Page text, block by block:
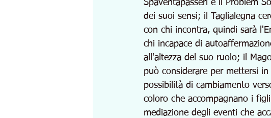
Spaventapasseri è il Problem
dei suoi sensi; il Taglialegna
con chi incontra, quindi sarà
chi incapace di
all'altezza del suo ruolo; il
può considerare per mettersi
possibilità di cambiamento
coloro che accompagnano i
mediazione degli eventi che